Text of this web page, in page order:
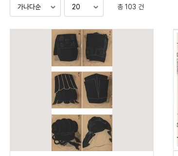
검색 연산자 사용안내
연산자
AND
OR
NOT
총 103 건